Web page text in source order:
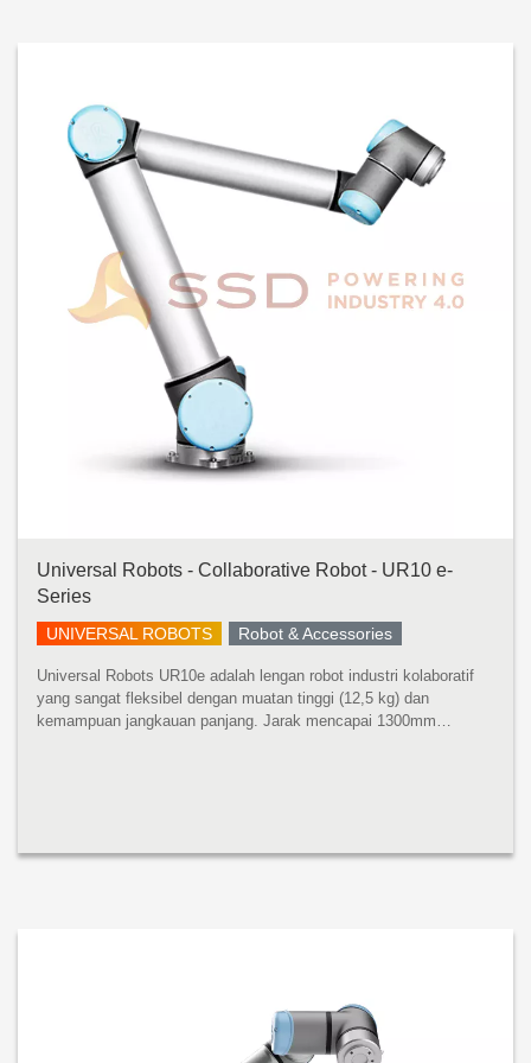
Universal Robots - Collaborative Robot - UR10 e-
Series
UNIVERSAL ROBOTS Robot & Accessories
Universal Robots UR10e adalah lengan robot industri kolaboratif
yang sangat fleksibel dengan muatan tinggi (12,5 kg) dan
kemampuan jangkauan panjang. Jarak mencapai 1300mm